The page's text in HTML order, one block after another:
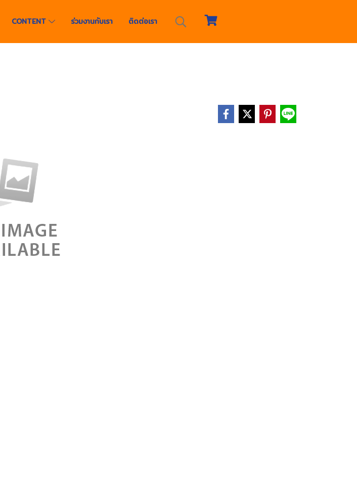
CONTENT ร่วมงานกับเรา ติดต่อเรา